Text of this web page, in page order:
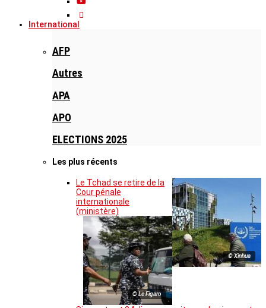
International
AFP
Autres
APA
APO
ELECTIONS 2025
Les plus récents
© Xinhua
Le Tchad se retire de la
Cour pénale
internationale
(ministère)
© Le Figaro